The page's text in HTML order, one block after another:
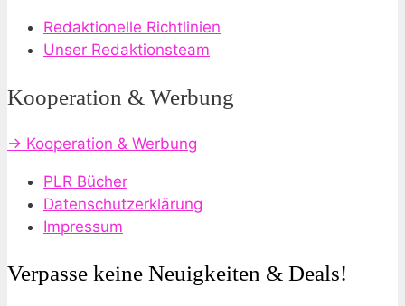
Redaktionelle Richtlinien
Unser Redaktionsteam
Kooperation & Werbung
→ Kooperation & Werbung
PLR Bücher
Datenschutzerklärung
Impressum
Verpasse keine Neuigkeiten & Deals!